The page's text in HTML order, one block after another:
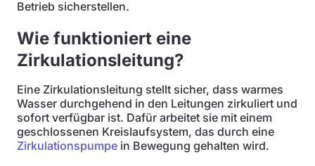
Betrieb sicherstellen.
Wie funktioniert eine
Zirkulationsleitung?
Eine Zirkulationsleitung stellt sicher, dass warmes
Wasser durchgehend in den Leitungen zirkuliert und
sofort verfügbar ist. Dafür arbeitet sie mit einem
geschlossenen Kreislaufsystem, das durch eine
Zirkulationspumpe in Bewegung gehalten wird.